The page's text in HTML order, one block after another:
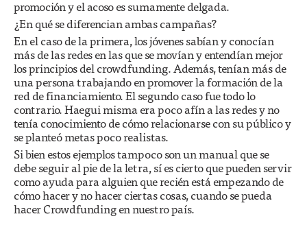
promoción y el acoso es sumamente delgada.
¿En qué se diferencian ambas campañas?
En el caso de la primera, los jóvenes sabían y conocían
más de las redes en las que se movían y entendían mejor
los principios del crowdfunding. Además, tenían más de
una persona trabajando en promover la formación de la
red de financiamiento. El segundo caso fue todo lo
contrario. Haegui misma era poco afín a las redes y no
tenía conocimiento de cómo relacionarse con su público y
se planteó metas poco realistas.
Si bien estos ejemplos tampoco son un manual que se
debe seguir al pie de la letra, sí es cierto que pueden servir
como ayuda para alguien que recién está empezando de
cómo hacer y no hacer ciertas cosas, cuando se pueda
hacer Crowdfunding en nuestro país.